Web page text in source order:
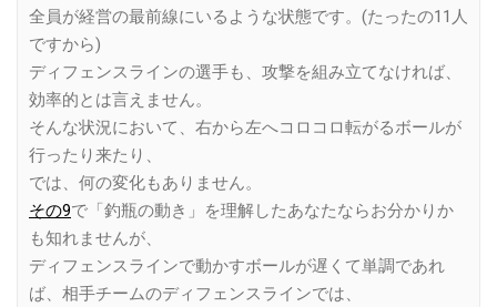
全員が経営の最前線にいるような状態です。(たったの11人
ですから)
ディフェンスラインの選手も、攻撃を組み立てなければ、
効率的とは言えません。
そんな状況において、右から左へコロコロ転がるボールが
行ったり来たり、
では、何の変化もありません。
その9で「釣瓶の動き」を理解したあなたならお分かりか
も知れませんが、
ディフェンスラインで動かすボールが遅くて単調であれ
ば、相手チームのディフェンスラインでは、